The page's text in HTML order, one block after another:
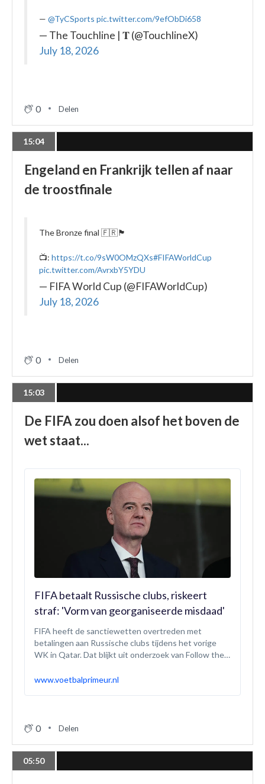
— @TyCSports pic.twitter.com/9efObDi658
— The Touchline | 𝐓 (@TouchlineX)
July 18, 2026
0 Delen
15:04
Engeland en Frankrijk tellen af naar
de troostfinale
The Bronze final 🇫🇷🏴󠁧󠁢󠁥󠁮󠁧󠁿
📺: https://t.co/9sW0OMzQXs#FIFAWorldCup
pic.twitter.com/AvrxbY5YDU
— FIFA World Cup (@FIFAWorldCup)
July 18, 2026
0 Delen
15:03
De FIFA zou doen alsof het boven de
wet staat...
FIFA betaalt Russische clubs, riskeert
straf: 'Vorm van georganiseerde misdaad'
FIFA heeft de sanctiewetten overtreden met
betalingen aan Russische clubs tijdens het vorige
WK in Qatar. Dat blijkt uit onderzoek van Follow the
strafvervolging.
www.voetbalprimeur.nl
0 Delen
05:50